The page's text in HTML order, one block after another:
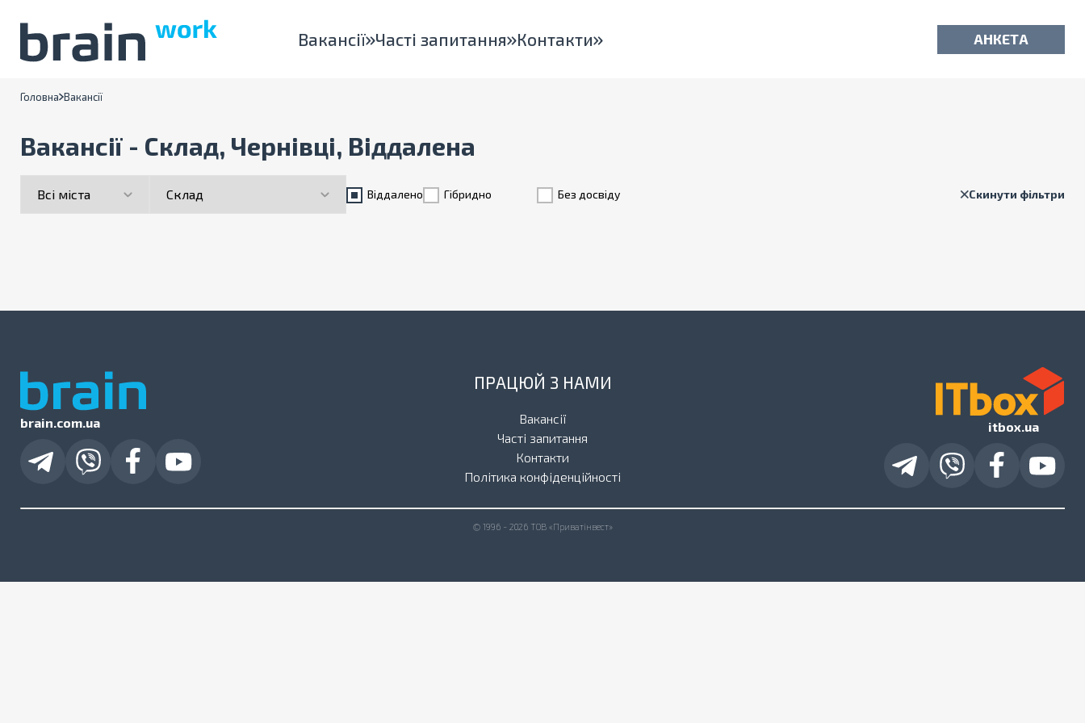
Вакансії Часті запитання Контакти АНКЕТА
Головна Вакансії
Вакансії - Склад, Чернівці, Віддалена
Віддалено Гiбридно Без досвіду Скинути фільтри
brain.com.ua
ПРАЦЮЙ З НАМИ
Вакансії
Часті запитання
Контакти
Політика конфіденційності
itbox.ua
© 1996 - 2026 ТОВ «Приватінвест»